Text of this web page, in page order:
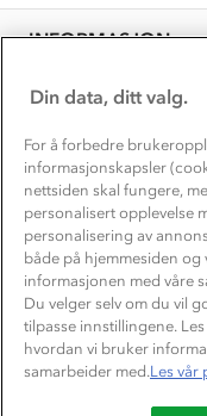
INFORMASJON
Presse
OM OSS
Samarbeide med
TIPS OG RÅD
Store størrelser
Turmat oppskrifter
Beredskap
AKTIVITETER
Overnatte
Leirskole 🥾
Barnehageansatt
Tips til hyttetur
Din data, ditt valg.
For å forbedre
informasjonskapsler
nettsiden skal fungere,
personalisert opplevelse
personalisering av
både på hjemmesiden
informasjonen med våre
Du velger selv om du vil
tilpasse innstillingene.
hvordan vi bruker
samarbeider med.Les